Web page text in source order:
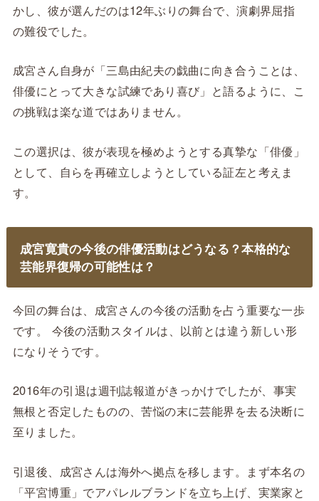
かし、彼が選んだのは12年ぶりの舞台で、演劇界屈指
の難役でした。
成宮さん自身が「三島由紀夫の戯曲に向き合うことは、
俳優にとって大きな試練であり喜び」と語るように、こ
の挑戦は楽な道ではありません。
この選択は、彼が表現を極めようとする真摯な「俳優」
として、自らを再確立しようとしている証左と考えま
す。
成宮寛貴の今後の俳優活動はどうなる？本格的な
芸能界復帰の可能性は？
今回の舞台は、成宮さんの今後の活動を占う重要な一歩
です。 今後の活動スタイルは、以前とは違う新しい形
になりそうです。
2016年の引退は週刊誌報道がきっかけでしたが、事実
無根と否定したものの、苦悩の末に芸能界を去る決断に
至りました。
引退後、成宮さんは海外へ拠点を移します。まず本名の
「平宮博重」でアパレルブランドを立ち上げ、実業家と